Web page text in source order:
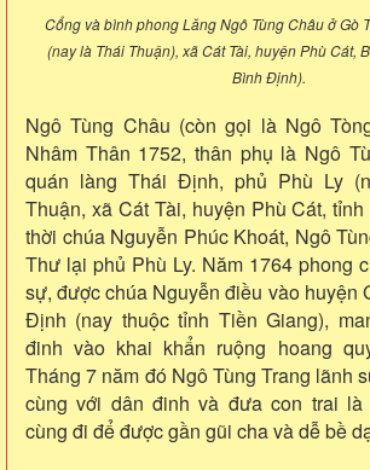
Cổng và bình phong Lăng Ngô Tùng Châu ở Gò
(nay là Thái Thuận), xã Cát Tài, huyện Phù Cát,
Bình Định).
Ngô Tùng Châu (còn gọi là Ngô
Nhâm Thân 1752, thân phụ là Ngô
quán làng Thái Định, phủ Phù Ly
Thuận, xã Cát Tài, huyện Phù Cát,
thời chúa Nguyễn Phúc Khoát, Ngô
Thư lại phủ Phù Ly. Năm 1764 phong
sự, được chúa Nguyễn điều vào huyện
Định (nay thuộc tỉnh Tiền Giang),
đinh vào khai khẩn ruộng hoang
Tháng 7 năm đó Ngô Tùng Trang lãnh
cùng với dân đinh và đưa con trai là
cùng đi để được gần gũi cha và dễ bề